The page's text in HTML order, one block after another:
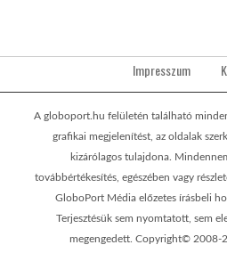
Impresszum
A globoport.hu felületén található
grafikai megjelenítést, az oldalak
kizárólagos tulajdona.
továbbértékesítés, egészében vagy
GloboPort Média előzetes írásbeli
Terjesztésük sem nyomtatott, sem
megengedett. Copyright© 2008-